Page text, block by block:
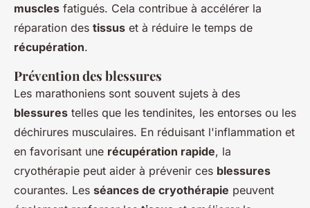
muscles fatigués. Cela contribue à accélérer la
réparation des tissus et à réduire le temps de
récupération.
Prévention des blessures
Les marathoniens sont souvent sujets à des
blessures telles que les tendinites, les entorses ou les
déchirures musculaires. En réduisant l'inflammation et
en favorisant une récupération rapide, la
cryothérapie peut aider à prévenir ces blessures
courantes. Les séances de cryothérapie peuvent